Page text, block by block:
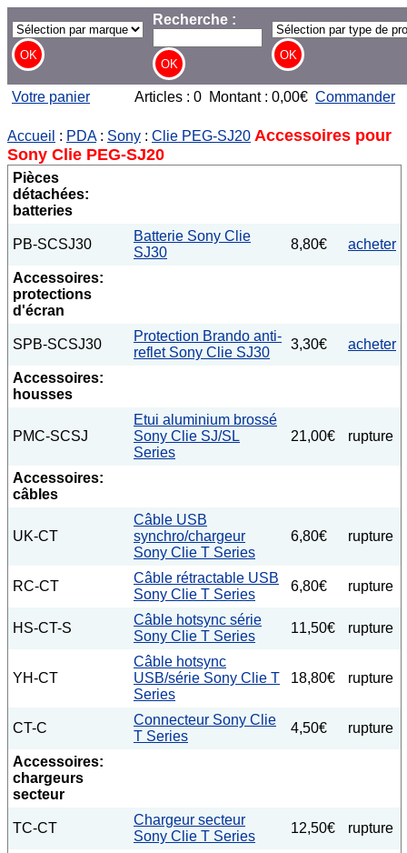
Recherche :
Votre panier Articles : 0 Montant : 0,00€ Commander
Accueil : PDA: Sony : Clie PEG-SJ20 Accessoires pour
Sony Clie PEG-SJ20
Pièces
détachées:
batteries
PB-SCSJ30
Batterie Sony Clie
SJ30
8,80€ acheter
Accessoires:
protections
d'écran
SPB-SCSJ30
Protection Brando anti-
reflet Sony Clie SJ30
3,30€ acheter
Accessoires:
housses
PMC-SCSJ
Etui aluminium brossé
Sony Clie SJ/SL
Series
21,00€ rupture
Accessoires:
câbles
UK-CT
Câble USB
synchro/chargeur
Sony Clie T Series
6,80€ rupture
RC-CT
Câble rétractable USB
Sony Clie T Series
6,80€ rupture
HS-CT-S
Câble hotsync série
Sony Clie T Series
11,50€ rupture
YH-CT
Câble hotsync
USB/série Sony Clie T
Series
18,80€ rupture
CT-C
Connecteur Sony Clie
T Series
4,50€ rupture
Accessoires:
chargeurs
secteur
TC-CT
Chargeur secteur
Sony Clie T Series
12,50€ rupture